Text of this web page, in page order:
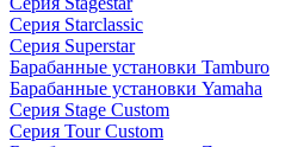
Серия Starclassic
Серия Superstar
Барабанные установки Tamburo
Барабанные установки Yamaha
Серия Stage Custom
Серия Tour Custom